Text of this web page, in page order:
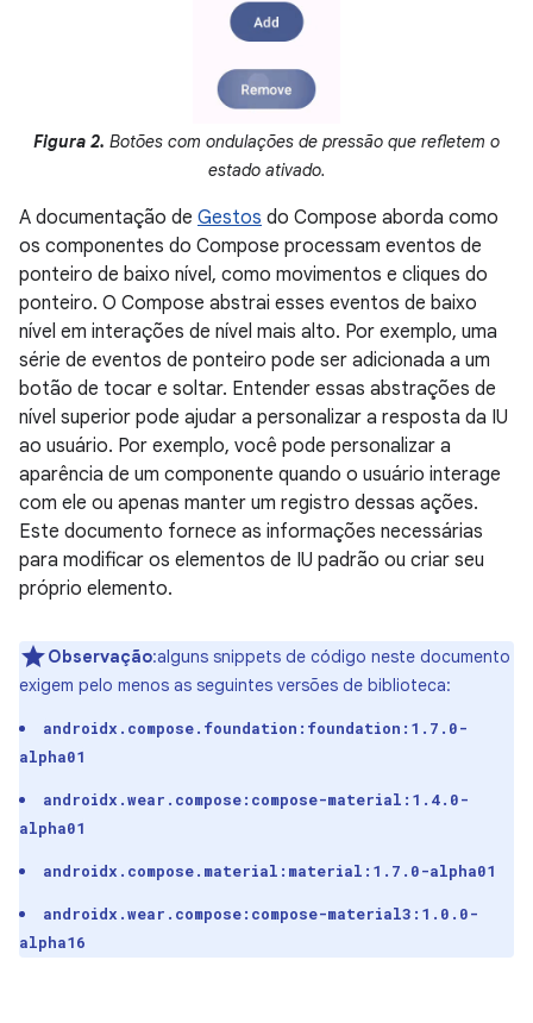
Figura 2. Botões com ondulações de pressão que refletem o
estado ativado.
A documentação de Gestos do Compose aborda como
os componentes do Compose processam eventos de
ponteiro de baixo nível, como movimentos e cliques do
ponteiro. O Compose abstrai esses eventos de baixo
nível em interações de nível mais alto. Por exemplo, uma
série de eventos de ponteiro pode ser adicionada a um
botão de tocar e soltar. Entender essas abstrações de
nível superior pode ajudar a personalizar a resposta da IU
ao usuário. Por exemplo, você pode personalizar a
aparência de um componente quando o usuário interage
com ele ou apenas manter um registro dessas ações.
Este documento fornece as informações necessárias
para modificar os elementos de IU padrão ou criar seu
próprio elemento.
Observação:alguns snippets de código neste documento
exigem pelo menos as seguintes versões de biblioteca:
androidx.compose.foundation:foundation:1.7.0-
alpha01
androidx.wear.compose:compose-material:1.4.0-
alpha01
androidx.compose.material:material:1.7.0-alpha01
androidx.wear.compose:compose-material3:1.0.0-
alpha16